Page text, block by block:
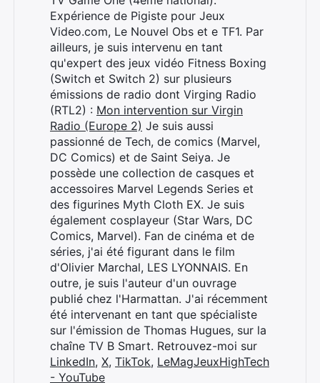
Expérience de Pigiste pour Jeux
Video.com, Le Nouvel Obs et e TF1. Par
ailleurs, je suis intervenu en tant
qu'expert des jeux vidéo Fitness Boxing
(Switch et Switch 2) sur plusieurs
émissions de radio dont Virging Radio
(RTL2) : Mon intervention sur Virgin
Radio (Europe 2) Je suis aussi
passionné de Tech, de comics (Marvel,
DC Comics) et de Saint Seiya. Je
possède une collection de casques et
accessoires Marvel Legends Series et
des figurines Myth Cloth EX. Je suis
également cosplayeur (Star Wars, DC
Comics, Marvel). Fan de cinéma et de
séries, j'ai été figurant dans le film
d'Olivier Marchal, LES LYONNAIS. En
outre, je suis l'auteur d'un ouvrage
publié chez l'Harmattan. J'ai récemment
été intervenant en tant que spécialiste
sur l'émission de Thomas Hugues, sur la
chaîne TV B Smart. Retrouvez-moi sur
LinkedIn, X, TikTok, LeMagJeuxHighTech
- YouTube